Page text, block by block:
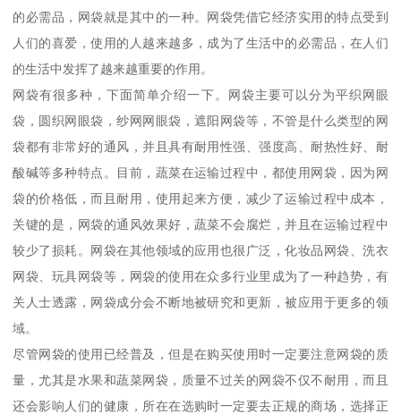
的必需品，网袋就是其中的一种。网袋凭借它经济实用的特点受到
人们的喜爱，使用的人越来越多，成为了生活中的必需品，在人们
的生活中发挥了越来越重要的作用。
网袋有很多种，下面简单介绍一下。网袋主要可以分为平织网眼
袋，圆织网眼袋，纱网网眼袋，遮阳网袋等，不管是什么类型的网
袋都有非常好的通风，并且具有耐用性强、强度高、耐热性好、耐
酸碱等多种特点。目前，蔬菜在运输过程中，都使用网袋，因为网
袋的价格低，而且耐用，使用起来方便，减少了运输过程中成本，
关键的是，网袋的通风效果好，蔬菜不会腐烂，并且在运输过程中
较少了损耗。网袋在其他领域的应用也很广泛，化妆品网袋、洗衣
网袋、玩具网袋等，网袋的使用在众多行业里成为了一种趋势，有
关人士透露，网袋成分会不断地被研究和更新，被应用于更多的领
域。
尽管网袋的使用已经普及，但是在购买使用时一定要注意网袋的质
量，尤其是水果和蔬菜网袋，质量不过关的网袋不仅不耐用，而且
还会影响人们的健康，所在在选购时一定要去正规的商场，选择正